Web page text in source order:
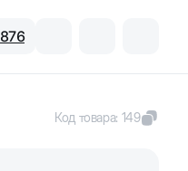
876
Код товара: 149